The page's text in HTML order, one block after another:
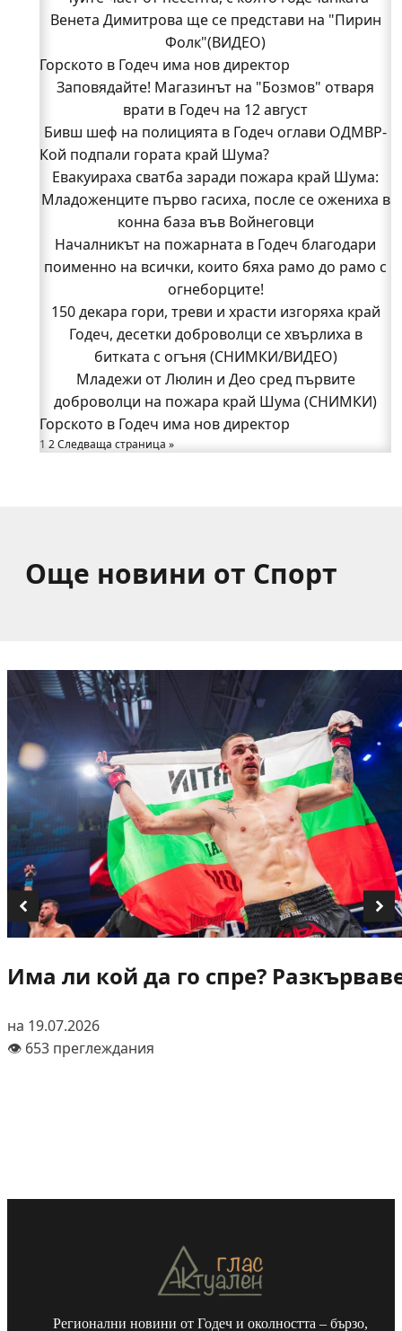
Венета Димитрова ще се представи на "Пирин
Фолк"(ВИДЕО)
Горското в Годеч има нов директор
Заповядайте! Магазинът на "Бозмов" отваря
врати в Годеч на 12 август
Бивш шеф на полицията в Годеч оглави ОДМВР-
Видин
Кой подпали гората край Шума?
Младежи от Люлин и Део сред първите
доброволци на пожара край Шума (СНИМКИ)
Началникът на пожарната в Годеч благодари
поименно на всички, които бяха рамо до рамо с
огнеборците!
150 декара гори, треви и храсти изгоряха край
Годеч, десетки доброволци се хвърлиха в
битката с огъня (СНИМКИ/ВИДЕО)
Полицията влиза в селата
Възможни са прекъсвания на тока утре в части
от община Годеч
Какво накара Яна и Станимир да изберат Годеч
Кой подпали гората край Шума?
Евакуираха сватба заради пожара край Шума:
Младоженците първо гасиха, после се ожениха в
конна база във Войнеговци
Началникът на пожарната в Годеч благодари
поименно на всички, които бяха рамо до рамо с
огнеборците!
150 декара гори, треви и храсти изгоряха край
Годеч, десетки доброволци се хвърлиха в
битката с огъня (СНИМКИ/ВИДЕО)
Младежи от Люлин и Део сред първите
доброволци на пожара край Шума (СНИМКИ)
Горското в Годеч има нов директор
1 2Следваща страница »
Още новини от Спорт
Има ли кой да го спре?
на 19.07.2026
👁️ 653 преглеждания
Регионални новини от Годеч и околността – бързо,